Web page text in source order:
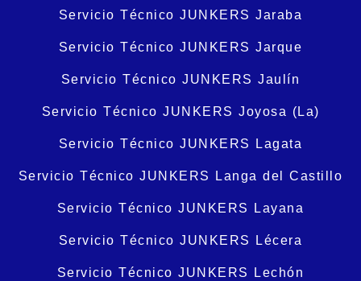
Servicio Técnico JUNKERS Jaraba
Servicio Técnico JUNKERS Jarque
Servicio Técnico JUNKERS Jaulín
Servicio Técnico JUNKERS Joyosa (La)
Servicio Técnico JUNKERS Lagata
Servicio Técnico JUNKERS Langa del Castillo
Servicio Técnico JUNKERS Layana
Servicio Técnico JUNKERS Lécera
Servicio Técnico JUNKERS Lechón